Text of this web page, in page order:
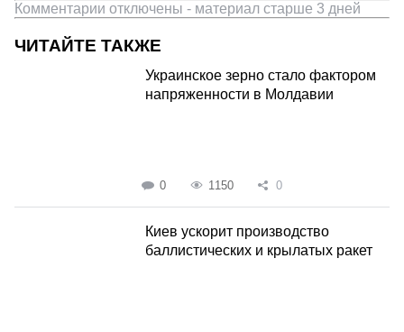
Комментарии отключены - материал старше 3 дней
ЧИТАЙТЕ ТАКЖЕ
Украинское зерно стало фактором
напряженности в Молдавии
0 1150 0
Киев ускорит производство
баллистических и крылатых ракет